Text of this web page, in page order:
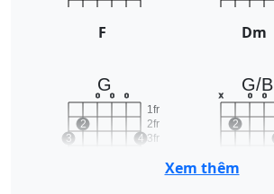
F Dm
G
1fr
2fr
3fr
3
2
o o o
4
G/B
x
2
o o
Xem thêm